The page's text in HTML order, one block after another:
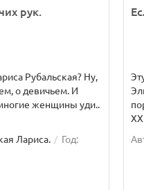
рук.
Рубальская? Ну,
о девичьем. И
женщины уди..
Лариса.
Год: